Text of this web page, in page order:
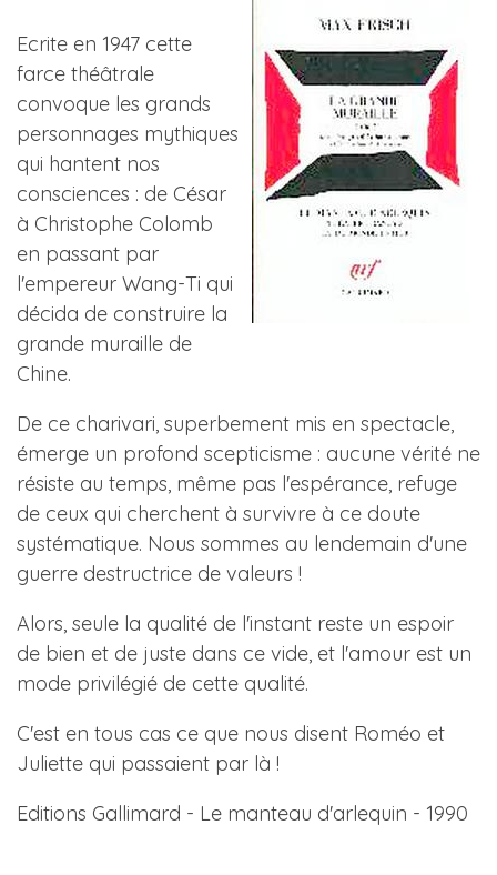
Ecrite en 1947 cette
farce théâtrale
convoque les grands
personnages mythiques
qui hantent nos
consciences : de César
à Christophe Colomb
en passant par
l'empereur Wang-Ti qui
décida de construire la
grande muraille de
Chine.
De ce charivari, superbement mis en spectacle,
émerge un profond scepticisme : aucune vérité ne
résiste au temps, même pas l'espérance, refuge
de ceux qui cherchent à survivre à ce doute
systématique. Nous sommes au lendemain d'une
guerre destructrice de valeurs !
Alors, seule la qualité de l'instant reste un espoir
de bien et de juste dans ce vide, et l'amour est un
mode privilégié de cette qualité.
C'est en tous cas ce que nous disent Roméo et
Juliette qui passaient par là !
Editions Gallimard - Le manteau d'arlequin - 1990